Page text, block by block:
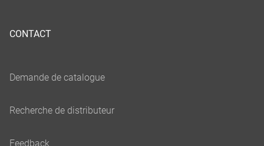
CONTACT